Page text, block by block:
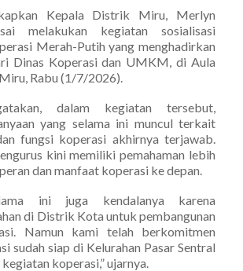
Kepala Distrik Miru, Merlyn
melakukan kegiatan sosialisasi
Merah-Putih yang menghadirkan
Dinas Koperasi dan UMKM, di Aula
Rabu (1/7/2026).
dalam kegiatan tersebut,
yang selama ini muncul terkait
fungsi koperasi akhirnya terjawab.
kini memiliki pemahaman lebih
dan manfaat koperasi ke depan.
ini juga kendalanya karena
di Distrik Kota untuk pembangunan
Namun kami telah berkomitmen
sudah siap di Kelurahan Pasar Sentral
koperasi,” ujarnya.